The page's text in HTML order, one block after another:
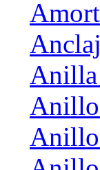
Anilla
Anillo
Anillo